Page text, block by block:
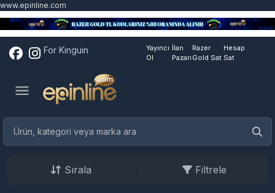
www.epinline.com
For Kinguin
Yayıncı
Ol
İlan
Pazarı
Razer
Gold Sat
Hesap
Sat
Sırala Filtrele